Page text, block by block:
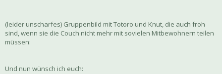
(leider unscharfes) Gruppenbild mit Totoro und Knut, die auch froh
sind, wenn sie die Couch nicht mehr mit sovielen Mitbewohnern teilen
müssen:
Und nun wünsch ich euch: